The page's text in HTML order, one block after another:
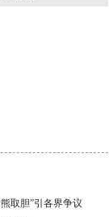
取胆”引各界争议